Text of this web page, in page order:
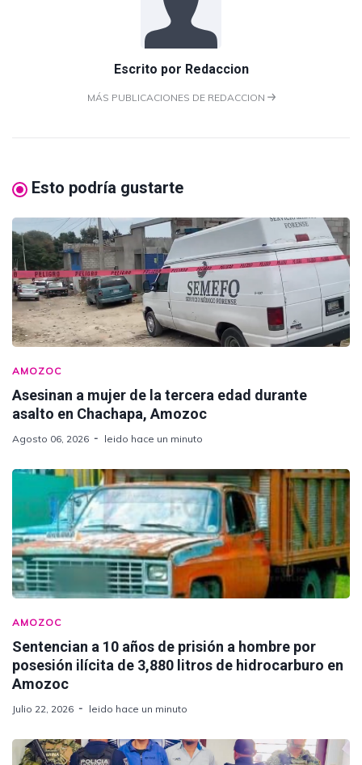
Escrito por Redaccion
MÁS PUBLICACIONES DE REDACCION
Esto podría gustarte
AMOZOC
Asesinan a mujer de la tercera edad durante
asalto en Chachapa, Amozoc
Agosto 06, 2026 leido hace un minuto
AMOZOC
Sentencian a 10 años de prisión a hombre por
posesión ilícita de 3,880 litros de hidrocarburo en
Amozoc
Julio 22, 2026 leido hace un minuto